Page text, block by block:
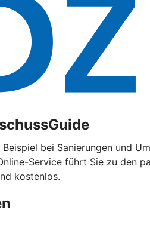
bei Sanierungen und
Service führt Sie zu den
kostenlos.